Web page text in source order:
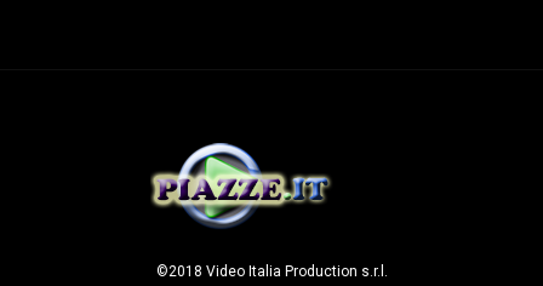
©2018 Video Italia Production s.r.l.